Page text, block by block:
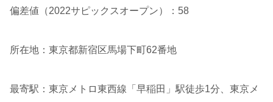
偏差値（2022サピックスオープン）：58
所在地：東京都新宿区馬場下町62番地
最寄駅：東京メトロ東西線「早稲田」駅徒歩1分、東京メ